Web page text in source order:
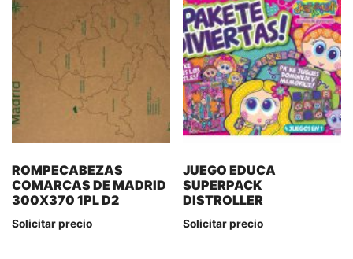
ROMPECABEZAS
COMARCAS DE MADRID
300X370 1PL D2
Solicitar precio
JUEGO EDUCA
SUPERPACK
DISTROLLER
Solicitar precio